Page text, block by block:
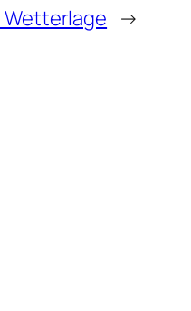
Wetterlage →